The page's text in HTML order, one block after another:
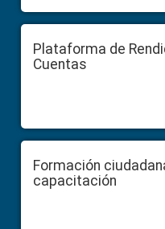
Plataforma de
Cuentas
Formación
capacitación